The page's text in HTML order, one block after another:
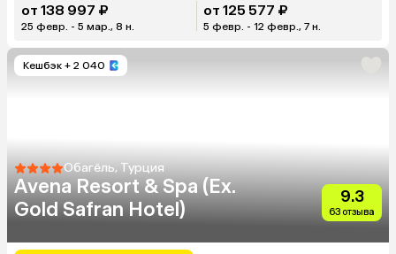
от 138 997 ₽
25 февр. - 5 мар., 8 н.
от 125 577 ₽
5 февр. - 12 февр., 7 н.
Кешбэк + 2 040
Обагёль, Турция
Avena Resort & Spa (Ex.
Gold Safran Hotel)
9.3
63 отзыва